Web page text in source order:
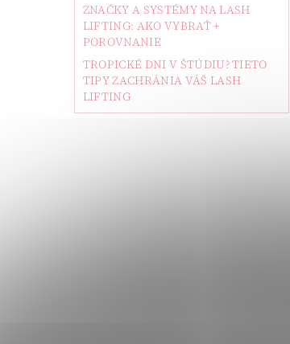
ZNAČKY A SYSTÉMY NA LASH
LIFTING: AKO VYBRAŤ +
POROVNANIE
TROPICKÉ DNI V ŠTÚDIU? TIETO
TIPY ZACHRÁNIA VÁŠ LASH
LIFTING